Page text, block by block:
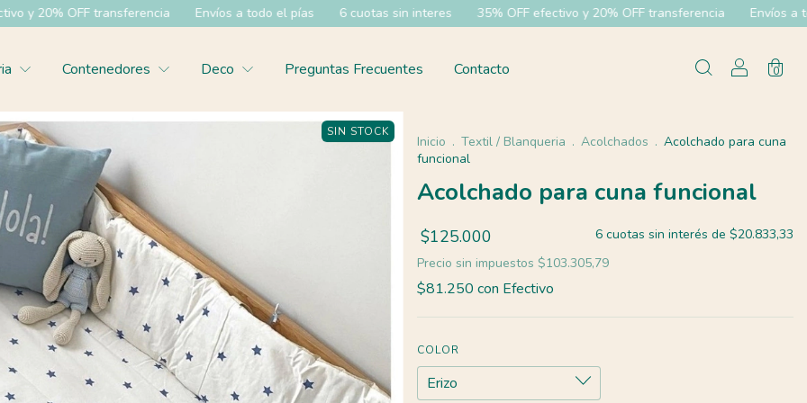
Envíos a todo el pías 6 cuotas sin interes 35% OFF efectivo y 20% OFF transferencia Envíos a todo el pías 6 cuotas
Contenedores Deco Preguntas Frecuentes Contacto 0
SIN STOCK
Inicio . Textil / Blanqueria . Acolchados . Acolchado para cuna
funcional
Acolchado para cuna funcional
$125.000 6 cuotas sin interés de $20.833,33
Precio sin impuestos $103.305,79
$81.250 con Efectivo
COLOR